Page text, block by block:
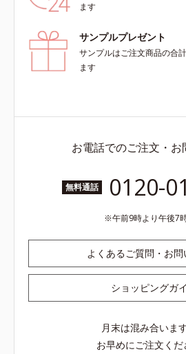
ます
サンプルプレゼント
サンプルはご注文商品の合
ます
お電話でのご注文・お
無料通話 0120-
午前9時より午後7
よくあるご質問・お
ショッピングガ
月末は混み合いま
お早めにご注文くだ